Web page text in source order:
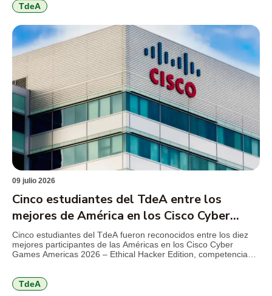
elaborado a partir de la cáscara de cacao, una […]
TdeA
09 julio 2026
Cinco estudiantes del TdeA entre los
mejores de América en los Cisco Cyber
Games 2026
Cinco estudiantes del TdeA fueron reconocidos entre los diez
mejores participantes de las Américas en los Cisco Cyber
Games Americas 2026 – Ethical Hacker Edition, competencia
ciberseguridad, hacking ético y resolución de problemas
técnicos. El […]
TdeA